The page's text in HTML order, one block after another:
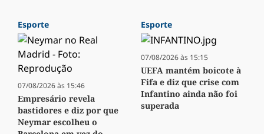
Esporte
07/08/2026 às 15:46
Empresário revela
bastidores e diz por que
Neymar escolheu o
Esporte
07/08/2026 às 15:15
UEFA mantém boicote à
Fifa e diz que crise com
Infantino ainda não foi
superada